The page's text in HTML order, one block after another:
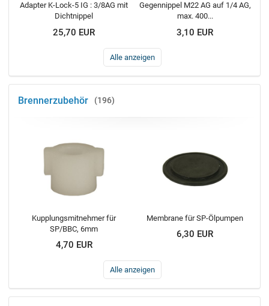
Adapter K-Lock-5 IG : 3/8AG mit
Dichtnippel
25,70 EUR
Gegennippel M22 AG auf 1/4 AG,
max. 400...
3,10 EUR
Alle anzeigen
Brennerzubehör 196
Kupplungsmitnehmer für
SP/BBC, 6mm
4,70 EUR
Membrane für SP-Ölpumpen
6,30 EUR
Alle anzeigen